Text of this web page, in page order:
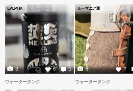
LALPHA
6 1
3
ルーマニア軍
7
6
ウォータータンク ウォータータンク